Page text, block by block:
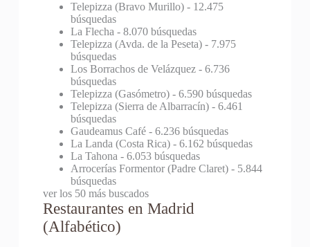
Telepizza (Bravo Murillo)- 12.475
búsquedas
La Flecha - 8.070 búsquedas
Telepizza (Avda. de la Peseta)- 7.975
búsquedas
Los Borrachos de Velázquez- 6.736
búsquedas
Telepizza (Gasómetro)- 6.590 búsquedas
Telepizza (Sierra de Albarracín)- 6.461
búsquedas
Gaudeamus Café- 6.236 búsquedas
La Landa (Costa Rica)- 6.162 búsquedas
La Tahona - 6.053 búsquedas
Arrocerías Formentor (Padre Claret)- 5.844
búsquedas
ver los 50 más buscados
Restaurantes en Madrid
(Alfabético)